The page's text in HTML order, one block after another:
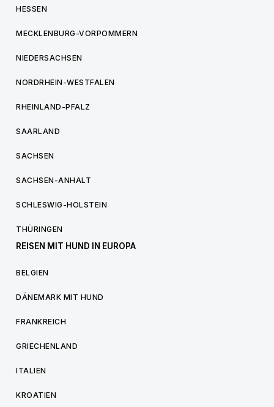
HESSEN
MECKLENBURG-VORPOMMERN
NIEDERSACHSEN
NORDRHEIN-WESTFALEN
RHEINLAND-PFALZ
SAARLAND
SACHSEN
SACHSEN-ANHALT
SCHLESWIG-HOLSTEIN
THÜRINGEN
REISEN MIT HUND IN EUROPA
BELGIEN
DÄNEMARK MIT HUND
FRANKREICH
GRIECHENLAND
ITALIEN
KROATIEN